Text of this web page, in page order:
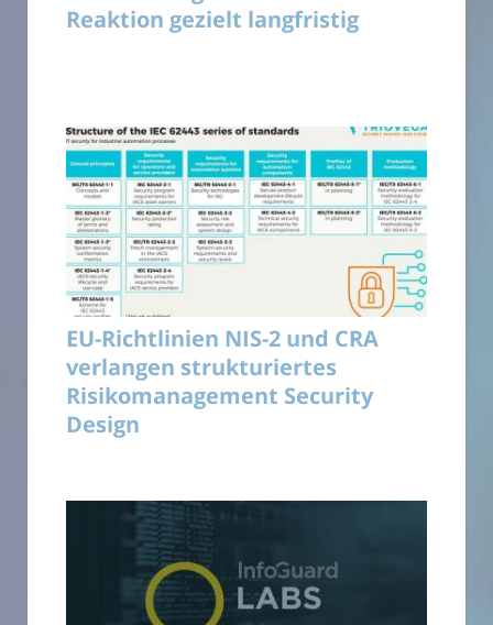
Reaktion gezielt langfristig
EU-Richtlinien NIS-2 und CRA
verlangen strukturiertes
Risikomanagement Security
Design